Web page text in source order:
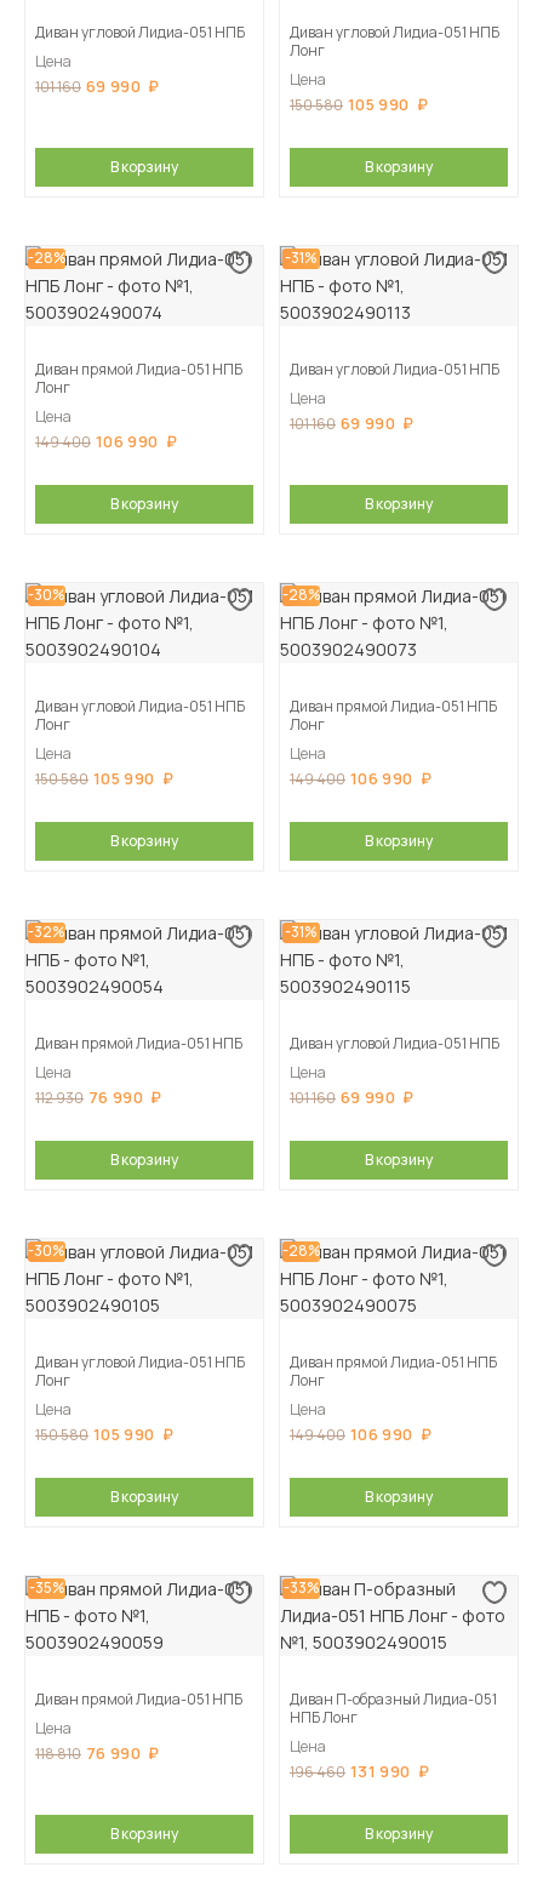
Диван угловой Лидиа-051 НПБ
Цена
101 160 69 990
В корзину
Диван угловой Лидиа-051 НПБ
Лонг
Цена
150 580 105 990
В корзину
-28%
Диван прямой Лидиа-051 НПБ
Лонг
Цена
149 400 106 990
В корзину
-31%
Диван угловой Лидиа-051 НПБ
Цена
101 160 69 990
В корзину
-30%
Диван угловой Лидиа-051 НПБ
Лонг
Цена
150 580 105 990
В корзину
-28%
Диван прямой Лидиа-051 НПБ
Лонг
Цена
149 400 106 990
В корзину
-32%
Диван прямой Лидиа-051 НПБ
Цена
112 930 76 990
В корзину
-31%
Диван угловой Лидиа-051 НПБ
Цена
101 160 69 990
В корзину
-30%
Диван угловой Лидиа-051 НПБ
Лонг
Цена
150 580 105 990
В корзину
-28%
Диван прямой Лидиа-051 НПБ
Лонг
Цена
149 400 106 990
В корзину
-35%
Диван прямой Лидиа-051 НПБ
Цена
118 810 76 990
В корзину
-33%
Диван П-образный Лидиа-051
НПБ Лонг
Цена
196 460 131 990
В корзину